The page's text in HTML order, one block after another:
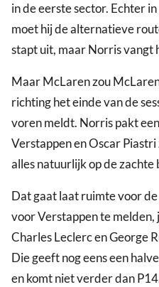
in de eerste sector. Echter
moet hij de alternatieve
stapt uit, maar Norris vangt
Maar McLaren zou
richting het einde van de
voren meldt. Norris pakt
Verstappen en Oscar
alles natuurlijk op de zachte
Dat gaat laat ruimte voor
voor Verstappen te
Charles Leclerc en George
Die geeft nog eens een
en komt niet verder dan